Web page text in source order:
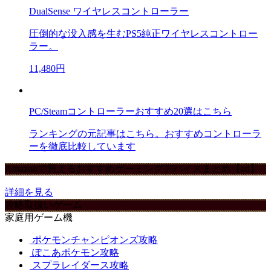
DualSense ワイヤレスコントローラー
圧倒的な没入感を生むPS5純正ワイヤレスコントロー
ラー。
11,480円
PC/Steamコントローラーおすすめ20選はこちら
ランキングの元記事はこちら。おすすめコントローラ
ーを徹底比較しています
Amazonで買えるおすすめゲーミングデバイスまとめ【ad】
詳細を見る
攻略取扱いゲーム
家庭用ゲーム機
ポケモンチャンピオンズ攻略
ぽこあポケモン攻略
スプラレイダース攻略